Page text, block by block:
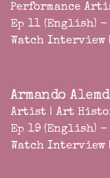
Performance
Ep 11 (English) -
Watch Interview |
Armando
Artist | Art
Ep 19 (English) -
Watch Interview |